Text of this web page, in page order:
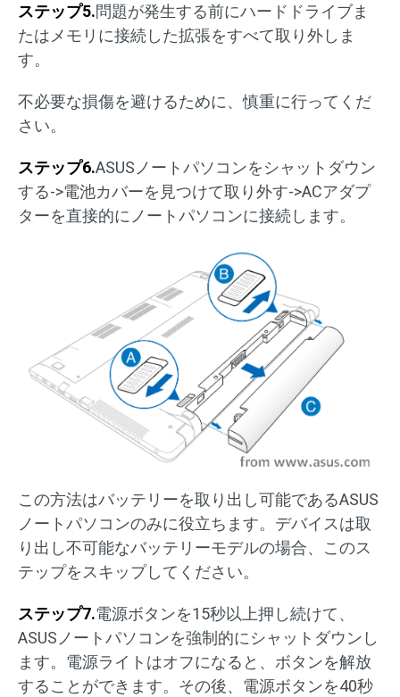
ステップ5.問題が発生する前にハードドライブま
たはメモリに接続した拡張をすべて取り外しま
す。
不必要な損傷を避けるために、慎重に行ってくだ
さい。
ステップ6.ASUSノートパソコンをシャットダウン
する->電池カバーを見つけて取り外す->ACアダプ
ターを直接的にノートパソコンに接続します。
この方法はバッテリーを取り出し可能であるASUS
ノートパソコンのみに役立ちます。デバイスは取
り出し不可能なバッテリーモデルの場合、このス
テップをスキップしてください。
ステップ7.電源ボタンを15秒以上押し続けて、
ASUSノートパソコンを強制的にシャットダウンし
ます。電源ライトはオフになると、ボタンを解放
することができます。その後、電源ボタンを40秒